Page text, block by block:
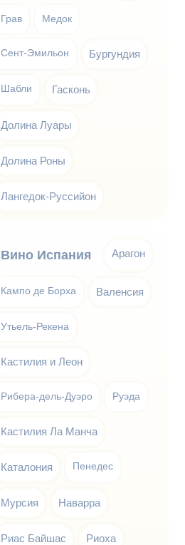
Грав Медок
Сент-Эмильон Бургундия
Шабли Гасконь
Долина Луары
Долина Роны
Лангедок-Руссийон
Вино Испания Арагон
Кампо де Борха Валенсия
Утьель-Рекена
Кастилия и Леон
Рибера-дель-Дуэро Руэда
Кастилия Ла Манча
Каталония Пенедес
Мурсия Наварра
Риас Байшас Риоха